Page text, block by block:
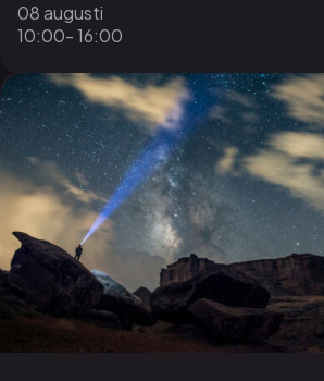
08 augusti
10:00- 16:00